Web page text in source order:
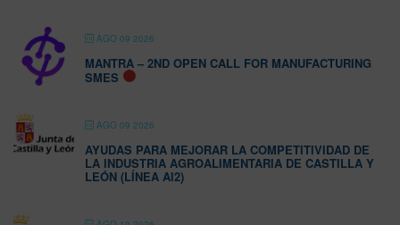
AGO 09 2026
MANTRA – 2ND OPEN CALL FOR MANUFACTURING
SMES
AGO 09 2026
AYUDAS PARA MEJORAR LA COMPETITIVIDAD DE
LA INDUSTRIA AGROALIMENTARIA DE CASTILLA Y
LEÓN (LÍNEA AI2)